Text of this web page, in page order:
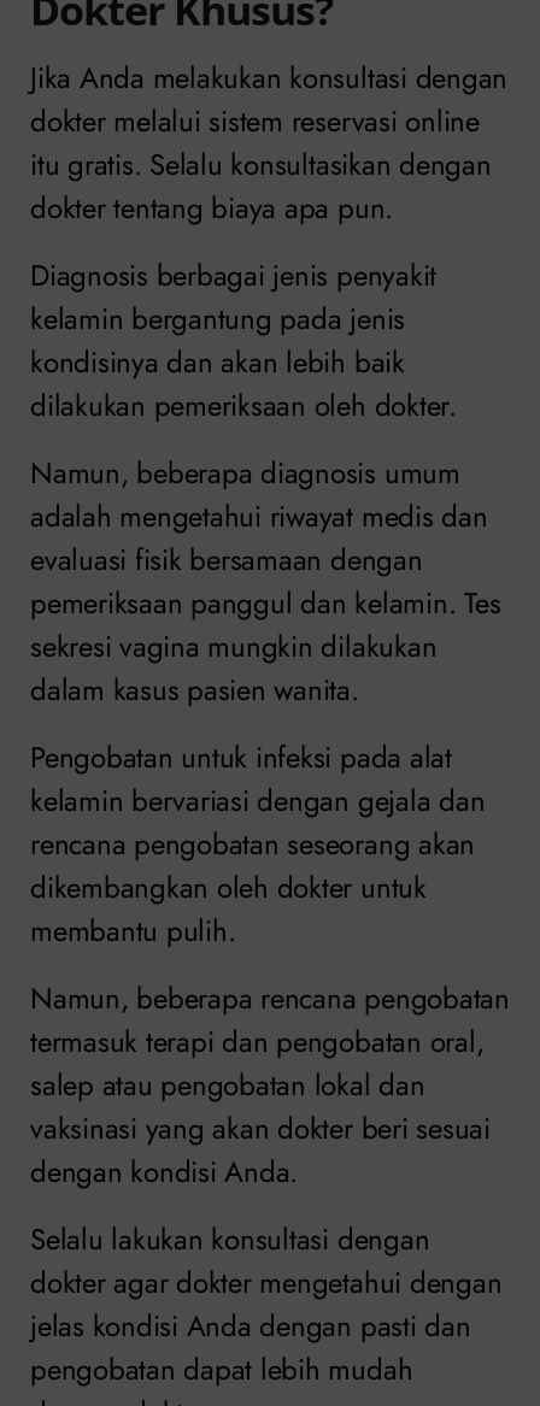
Jika Anda melakukan konsultasi dengan
dokter melalui sistem reservasi online
itu gratis. Selalu konsultasikan dengan
dokter tentang biaya apa pun.
Diagnosis berbagai jenis penyakit
kelamin bergantung pada jenis
kondisinya dan akan lebih baik
dilakukan pemeriksaan oleh dokter.
Namun, beberapa diagnosis umum
adalah mengetahui riwayat medis dan
evaluasi fisik bersamaan dengan
pemeriksaan panggul dan kelamin. Tes
sekresi vagina mungkin dilakukan
dalam kasus pasien wanita.
Pengobatan untuk infeksi pada alat
kelamin bervariasi dengan gejala dan
rencana pengobatan seseorang akan
dikembangkan oleh dokter untuk
membantu pulih.
Namun, beberapa rencana pengobatan
termasuk terapi dan pengobatan oral,
salep atau pengobatan lokal dan
vaksinasi yang akan dokter beri sesuai
dengan kondisi Anda.
Selalu lakukan konsultasi dengan
dokter agar dokter mengetahui dengan
jelas kondisi Anda dengan pasti dan
pengobatan dapat lebih mudah